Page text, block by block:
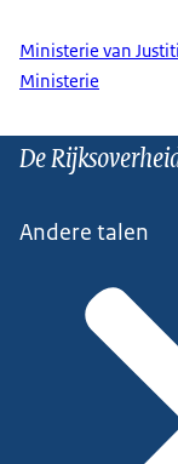
Ministerie van
Ministerie
De
Andere talen